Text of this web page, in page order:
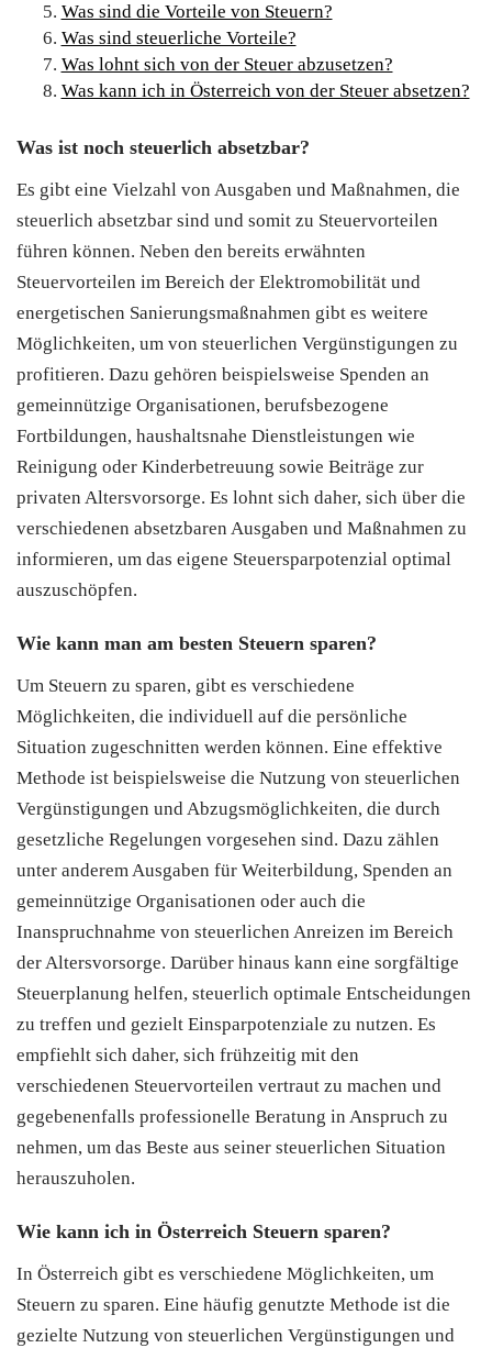
Was sind die Vorteile von Steuern?
Was sind steuerliche Vorteile?
Was lohnt sich von der Steuer abzusetzen?
Was kann ich in Österreich von der Steuer absetzen?
Was ist noch steuerlich absetzbar?
Es gibt eine Vielzahl von Ausgaben und Maßnahmen, die
steuerlich absetzbar sind und somit zu Steuervorteilen
führen können. Neben den bereits erwähnten
Steuervorteilen im Bereich der Elektromobilität und
energetischen Sanierungsmaßnahmen gibt es weitere
Möglichkeiten, um von steuerlichen Vergünstigungen zu
profitieren. Dazu gehören beispielsweise Spenden an
gemeinnützige Organisationen, berufsbezogene
Fortbildungen, haushaltsnahe Dienstleistungen wie
Reinigung oder Kinderbetreuung sowie Beiträge zur
privaten Altersvorsorge. Es lohnt sich daher, sich über die
verschiedenen absetzbaren Ausgaben und Maßnahmen zu
informieren, um das eigene Steuersparpotenzial optimal
auszuschöpfen.
Wie kann man am besten Steuern sparen?
Um Steuern zu sparen, gibt es verschiedene
Möglichkeiten, die individuell auf die persönliche
Situation zugeschnitten werden können. Eine effektive
Methode ist beispielsweise die Nutzung von steuerlichen
Vergünstigungen und Abzugsmöglichkeiten, die durch
gesetzliche Regelungen vorgesehen sind. Dazu zählen
unter anderem Ausgaben für Weiterbildung, Spenden an
gemeinnützige Organisationen oder auch die
Inanspruchnahme von steuerlichen Anreizen im Bereich
der Altersvorsorge. Darüber hinaus kann eine sorgfältige
Steuerplanung helfen, steuerlich optimale Entscheidungen
zu treffen und gezielt Einsparpotenziale zu nutzen. Es
empfiehlt sich daher, sich frühzeitig mit den
verschiedenen Steuervorteilen vertraut zu machen und
gegebenenfalls professionelle Beratung in Anspruch zu
nehmen, um das Beste aus seiner steuerlichen Situation
herauszuholen.
Wie kann ich in Österreich Steuern sparen?
In Österreich gibt es verschiedene Möglichkeiten, um
Steuern zu sparen. Eine häufig genutzte Methode ist die
gezielte Nutzung von steuerlichen Vergünstigungen und